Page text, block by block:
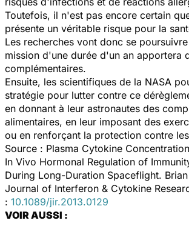
Toutefois, il n'est pas encore certain
présente un véritable risque pour la
Les recherches vont donc se
mission d'une durée d'un an apportera
complémentaires.
Ensuite, les scientifiques de la NASA
stratégie pour lutter contre ce
en donnant à leur astronautes des
alimentaires, en leur imposant des
ou en renforçant la protection contre
Source : Plasma Cytokine
In Vivo Hormonal Regulation of
During Long-Duration Spaceflight.
Journal of Interferon & Cytokine
: 10.1089/jir.2013.0129
VOIR AUSSI :